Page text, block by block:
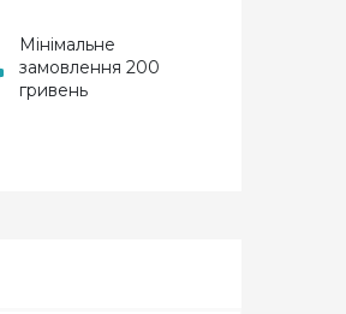
Мінімальне
замовлення 200
гривень